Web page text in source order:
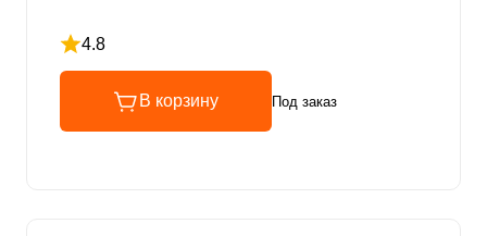
4.8
Рейтинг 4.8 из 5
В корзину Под заказ